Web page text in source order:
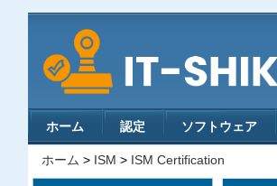
ホーム 認定 ソフトウェア
ホーム > ISM > ISM Certification